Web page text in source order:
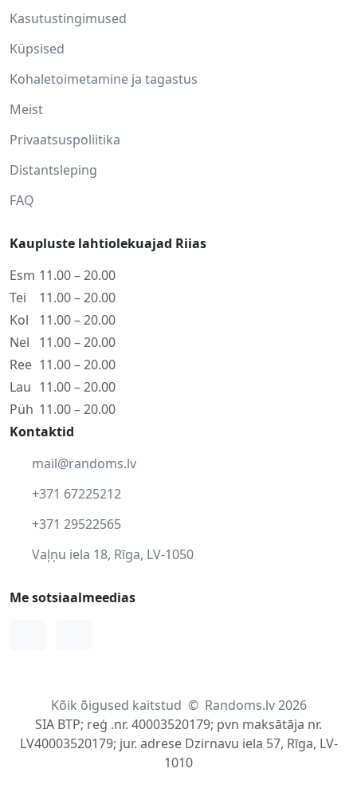
Kasutustingimused
Küpsised
Kohaletoimetamine ja tagastus
Meist
Privaatsuspoliitika
Distantsleping
FAQ
Kaupluste lahtiolekuajad Riias
Esm 11.00 – 20.00
Tei
11.00 – 20.00
Kol
11.00 – 20.00
Nel
11.00 – 20.00
Ree 11.00 – 20.00
Lau 11.00 – 20.00
Püh 11.00 – 20.00
Kontaktid
mail@randoms.lv
+371 67225212
+371 29522565
Vaļņu iela 18, Rīga, LV-1050
Me sotsiaalmeedias
Kõik õigused kaitstud © Randoms.lv 2026
SIA BTP; reģ .nr. 40003520179; pvn maksātāja nr.
LV40003520179; jur. adrese Dzirnavu iela 57, Rīga, LV-
1010